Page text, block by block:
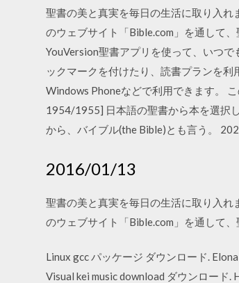
聖書の美と真実を毎日の生活に取り入
のウェブサイト「Bible.com」を通して
YouVersion聖書アプリを使って、いつ
ックマークを付けたり、読書プランを
Windows Phoneなどで利用できます。
1954/1955] 日本語の聖書から本を選択
から、バイブル(the Bible)とも言う。
2016/01/13
聖書の美と真実を毎日の生活に取り入
のウェブサイト「Bible.com」を通して
Linux gcc パッケージ ダウンロード.
Visual kei music download ダウンロード.